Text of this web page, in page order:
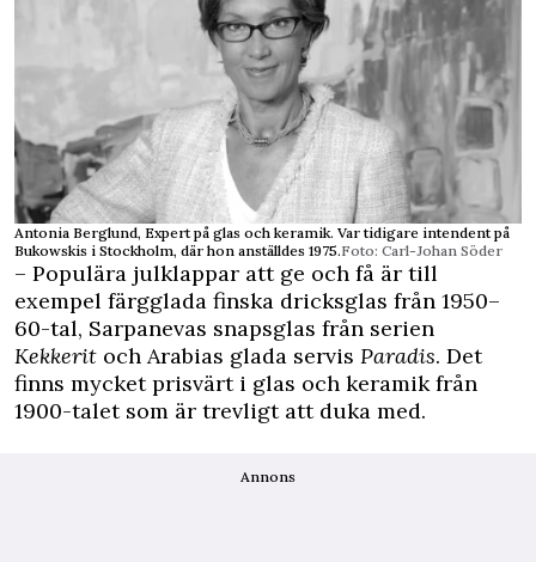
Antonia Berglund, Expert på glas och keramik. Var ­tidigare intendent på
Bukowskis i ­Stockholm, där hon anställdes 1975.Foto: Carl-Johan Söder
– Populära julklappar att ge och få är till
exempel färgglada finska dricksglas från 1950–
60-tal, Sarpanevas snapsglas från serien
Kekkerit och Arabias glada servis Paradis. Det
finns mycket prisvärt i glas och keramik från
1900-talet som är trevligt att duka med.
Annons